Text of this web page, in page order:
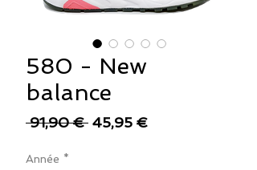
580 - New
balance
91,90 € Prix
45,95 €Prix
Année *